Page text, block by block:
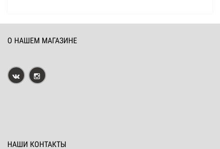
О НАШЕМ МАГАЗИНЕ
НАШИ КОНТАКТЫ